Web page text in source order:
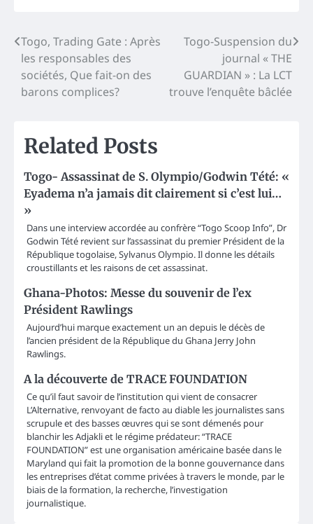
Post
navigation
Togo, Trading Gate : Après
les responsables des
sociétés, Que fait-on des
barons complices?
Togo-Suspension du
journal « THE
GUARDIAN » : La LCT
trouve l’enquête bâclée
Related Posts
Togo- Assassinat de S. Olympio/Godwin Tété: «
Eyadema n’a jamais dit clairement si c’est lui…
»
Dans une interview accordée au confrère “Togo Scoop Info”, Dr
Godwin Tété revient sur l’assassinat du premier Président de la
République togolaise, Sylvanus Olympio. Il donne les détails
croustillants et les raisons de cet assassinat.
Ghana-Photos: Messe du souvenir de l’ex
Président Rawlings
Aujourd’hui marque exactement un an depuis le décès de
l’ancien président de la République du Ghana Jerry John
Rawlings.
A la découverte de TRACE FOUNDATION
Ce qu’il faut savoir de l’institution qui vient de consacrer
L’Alternative, renvoyant de facto au diable les journalistes sans
scrupule et des basses œuvres qui se sont démenés pour
blanchir les Adjakli et le régime prédateur: “TRACE
FOUNDATION” est une organisation américaine basée dans le
Maryland qui fait la promotion de la bonne gouvernance dans
les entreprises d’état comme privées à travers le monde, par le
biais de la formation, la recherche, l’investigation
journalistique.